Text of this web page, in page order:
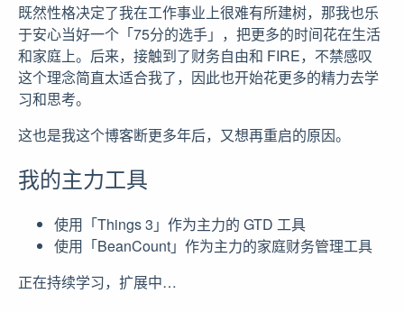
既然性格决定了我在工作事业上很难有所建树，那我也乐
于安心当好一个「75分的选手」，把更多的时间花在生活
和家庭上。后来，接触到了财务自由和 FIRE，不禁感叹
这个理念简直太适合我了，因此也开始花更多的精力去学
习和思考。
这也是我这个博客断更多年后，又想再重启的原因。
我的主力工具
使用「Things 3」作为主力的 GTD 工具
使用「BeanCount」作为主力的家庭财务管理工具
正在持续学习，扩展中…